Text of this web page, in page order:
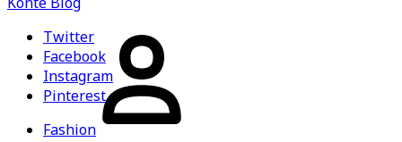
Twitter
Facebook
Instagram
Pinterest
Fashion